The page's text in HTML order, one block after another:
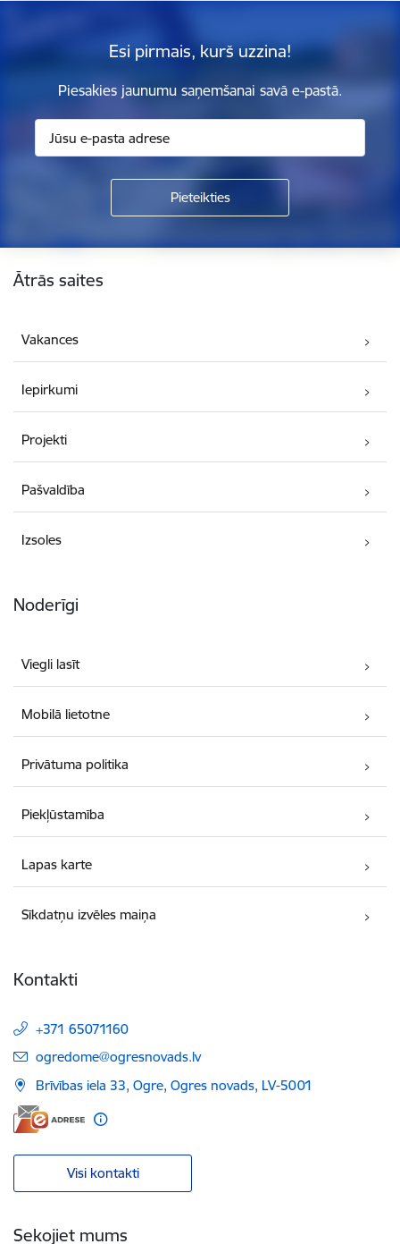
Esi pirmais, kurš uzzina!
Piesakies jaunumu saņemšanai savā e-pastā.
Ātrās saites
Vakances
Iepirkumi
Projekti
Pašvaldība
Izsoles
Noderīgi
Viegli lasīt
Mobilā lietotne
Privātuma politika
Piekļūstamība
Lapas karte
Sīkdatņu izvēles maiņa
Kontakti
+371 65071160
E-pasts:
ogredome@ogresnovads.lv
Brīvības iela 33, Ogre, Ogres novads, LV-5001
Visi kontakti
Sekojiet mums